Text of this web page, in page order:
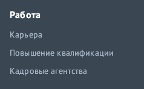
Работа
Карьера
Повышение квалификации
Кадровые агентства